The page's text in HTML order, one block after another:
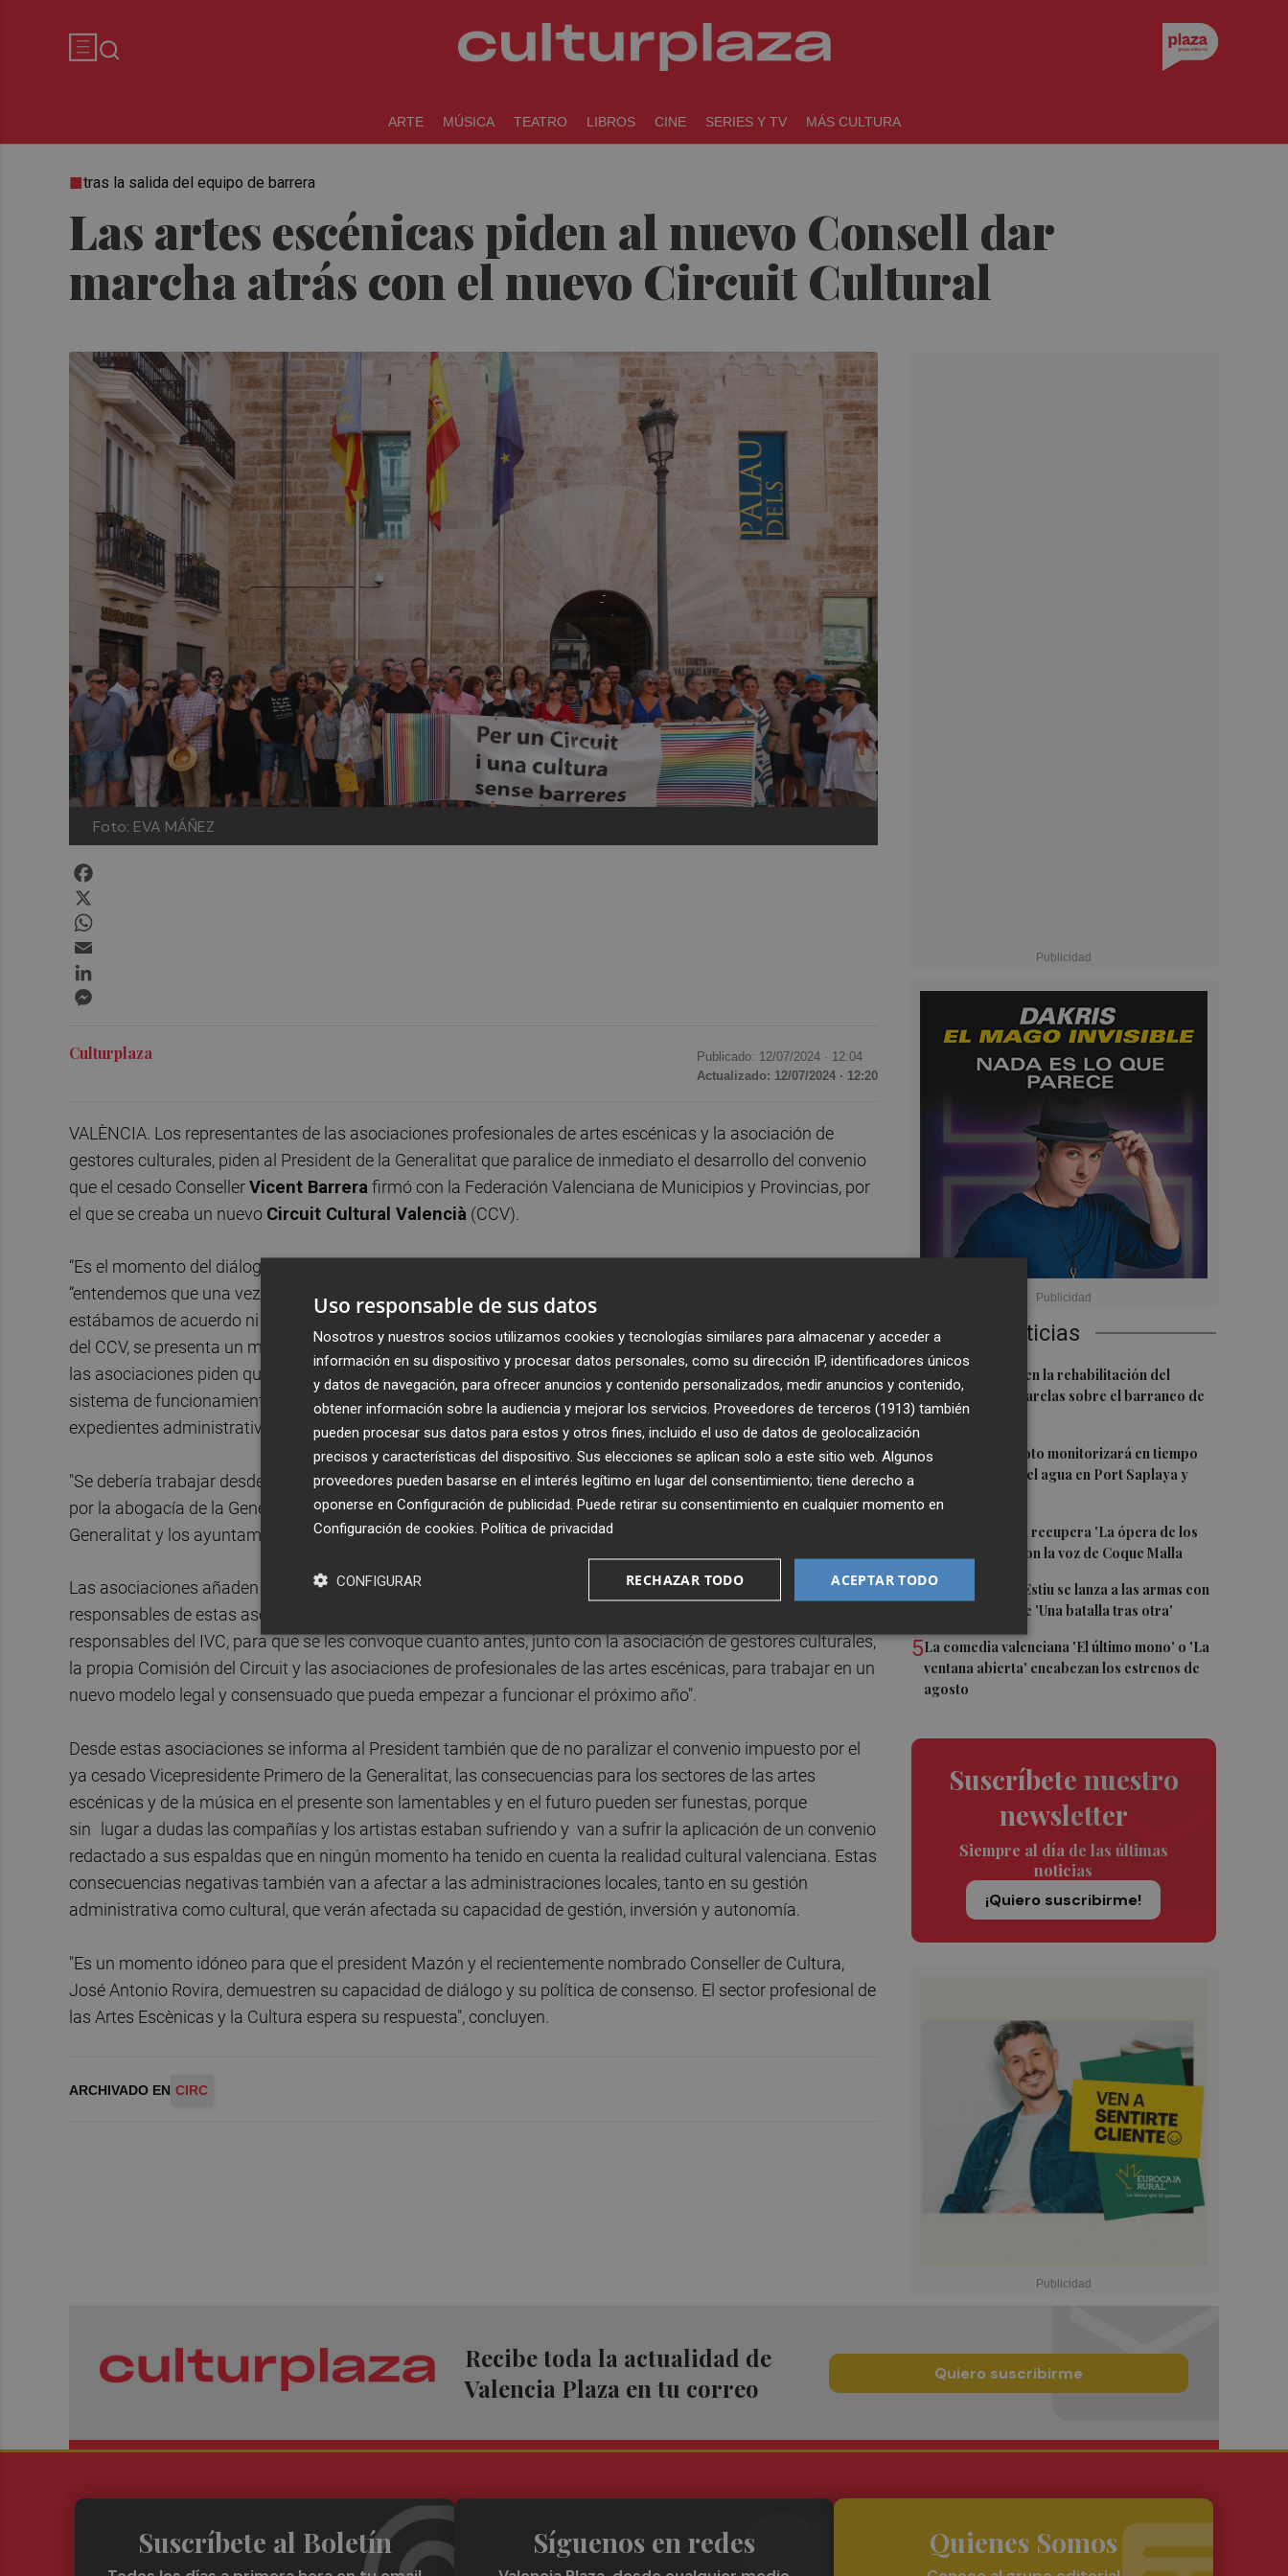
ARTE MÚSICA TEATRO LIBROS CINE SERIES Y TV MÁS CULTURA
Las artes escénicas piden al nuevo Consell dar
marcha atrás con el nuevo Circuit Cultural
tras la salida del equipo de barrera
Foto: EVA MÁÑEZ
Últimas Noticias
1 L'Eliana avanza en la rehabilitación del
puente y las pasarelas sobre el barranco de
Mandor
2Un proyecto piloto monitorizará en tiempo
real la calidad del agua en Port Saplaya y
Sagunt a Escena recupera 'La ópera de los
tres centavos' con la voz de Coque Malla
4La Filmoteca d'Estiu se lanza a las armas con
la proyección de 'Una batalla tras otra'
5La comedia valenciana 'El último mono' o 'La
ventana abierta' encabezan los estrenos de
agosto
Suscríbete nuestro
newsletter
Siempre al día de las últimas
noticias
¡Quiero suscribirme!
Culturplaza Publicado: 12/07/2024 · 12:04
Actualizado: 12/07/2024 · 12:20
VALÈNCIA. Los representantes de las asociaciones profesionales de artes escénicas y la asociación de
gestores culturales, piden al President de la Generalitat que paralice de inmediato el desarrollo del convenio
que el cesado ConsellerVicent Barrera firmó con la Federación Valenciana de Municipios y Provincias, por
el que se creaba un nuevo Circuit Cultural Valencià (CCV).
“Es el momento del diálogo de verdad”, han subrayado desde las asociaciones de artes escénicas,
“entendemos que una vez ha sido cesado el señor Vicent Barrera, promotor de un Circuit en el que no
estábamos de acuerdo ni los profesionales de las artes escénicas, ni los gestores de las poblaciones socias
del CCV, se presenta un momento idóneo para emprender el camino del diálogo y del consenso”. Por lo que
las asociaciones piden que se paralice la puesta en marcha del convenio firmado con la FVMP, se vuelva al
sistema de funcionamiento anterior hasta acabar el ejercicio económico, mediante la apertura de
expedientes administrativos para que el IVC tenga bien resuelta la contratación.
"Se debería trabajar desde ya en la definición de un nuevo modelo de Circuit que no pueda ser contestado
por la abogacía de la Generalitat, pero que tenga como fundamento la cogestión del proyecto entre la
Generalitat y los ayuntamientos, como se ha venido funcionando desde 1988", reza un comunicado.
Las asociaciones añaden que "para ello es imprescindible volver a la mesa del diálogo, por lo que los
responsables de estas asociaciones, piden al President de la Generalitat que de las órdenes oportunas a los
responsables del IVC, para que se les convoque cuanto antes, junto con la asociación de gestores culturales,
la propia Comisión del Circuit y las asociaciones de profesionales de las artes escénicas, para trabajar en un
nuevo modelo legal y consensuado que pueda empezar a funcionar el próximo año".
Desde estas asociaciones se informa al President también que de no paralizar el convenio impuesto por el
ya cesado Vicepresidente Primero de la Generalitat, las consecuencias para los sectores de las artes
escénicas y de la música en el presente son lamentables y en el futuro pueden ser funestas, porque
sin
lugar a dudas las compañías y los artistas estaban sufriendo y van a sufrir la aplicación de un convenio
redactado a sus espaldas que en ningún momento ha tenido en cuenta la realidad cultural valenciana. Estas
consecuencias negativas también van a afectar a las administraciones locales, tanto en su gestión
administrativa como cultural, que verán afectada su capacidad de gestión, inversión y autonomía.
"Es un momento idóneo para que el president Mazón y el recientemente nombrado Conseller de Cultura,
José Antonio Rovira, demuestren su capacidad de diálogo y su política de consenso. El sector profesional de
las Artes Escènicas y la Cultura espera su respuesta", concluyen.
ARCHIVADO EN CIRC
Recibe toda la actualidad de
Valencia Plaza en tu correo
Quiero suscribirme
Suscríbete al Boletín Síguenos en redes Quienes Somos
Uso responsable de sus datos
Nosotros y nuestros socios utilizamos cookies y tecnologías similares para almacenar y acceder a
información en su dispositivo y procesar datos personales, como su dirección IP, identificadores únicos
y datos de navegación, para ofrecer anuncios y contenido personalizados, medir anuncios y contenido,
obtener información sobre la audiencia y mejorar los servicios. Proveedores de terceros (1913) también
pueden procesar sus datos para estos y otros fines, incluido el uso de datos de geolocalización
precisos y características del dispositivo. Sus elecciones se aplican solo a este sitio web. Algunos
proveedores pueden basarse en el interés legítimo en lugar del consentimiento; tiene derecho a
oponerse en Configuración de publicidad . Puede retirar su consentimiento en cualquier momento en
Configuración de cookies Política de privacidad
ACEPTAR TODO
RECHAZAR TODO
CONFIGURAR